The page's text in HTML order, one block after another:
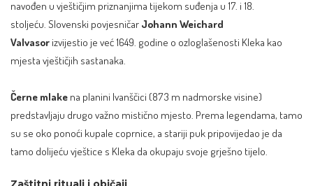
navođen u vještičjim priznanjima tijekom suđenja u 17. i 18.
stoljeću. Slovenski povjesničar Johann Weichard
Valvasor izvijestio je već 1649. godine o ozloglašenosti Kleka kao
mjesta vještičjih sastanaka.
Černe mlake na planini Ivanščici (873 m nadmorske visine)
predstavljaju drugo važno mistično mjesto. Prema legendama, tamo
su se oko ponoći kupale coprnice, a stariji puk pripovijedao je da
tamo dolijeću vještice s Kleka da okupaju svoje grješno tijelo.